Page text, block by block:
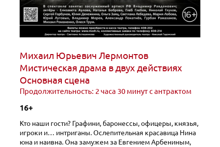
Михаил Юрьевич Лермонтов
Мистическая драма в двух действиях
Основная сцена
Продолжительность: 2 часа 30 минут с антрактом
16+
Кто наши гости? Графини, баронессы, офицеры, князья,
игроки и… интриганы. Ослепительная красавица Нина
юна и наивна. Она замужем за Евгением Арбениным,